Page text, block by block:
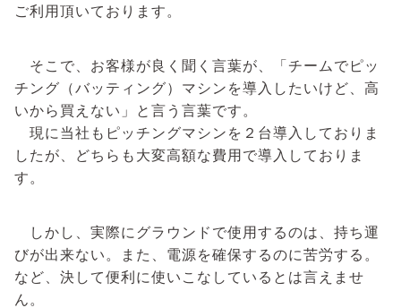
ご利用頂いております。
そこで、お客様が良く聞く言葉が、「チームでピッ
チング（バッティング）マシンを導入したいけど、高
いから買えない」と言う言葉です。
現に当社もピッチングマシンを２台導入しておりま
したが、どちらも大変高額な費用で導入しておりま
す。
しかし、実際にグラウンドで使用するのは、持ち運
びが出来ない。また、電源を確保するのに苦労する。
など、決して便利に使いこなしているとは言えませ
ん。